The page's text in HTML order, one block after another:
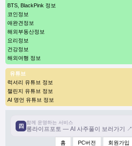
BTS, BlackPink 정보
코인정보
애완견정보
해외부동산정보
요리정보
건강정보
해외여행 정보
유튜브
럭셔리 유튜브 정보
챌린지 유튜브 정보
AI 명언 유튜브 정보
四
함께 운영하는 서비스
롱라이프포토 — AI 사주풀이 보러가기 ↗
홈 PC버전 회원가입